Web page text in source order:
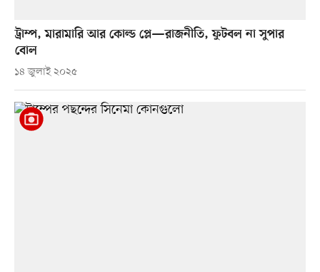
ট্রাম্প, মারামারি আর কোল্ড প্লে—রাজনীতি, ফুটবল না সুপার
বোল
১৪ জুলাই ২০২৫